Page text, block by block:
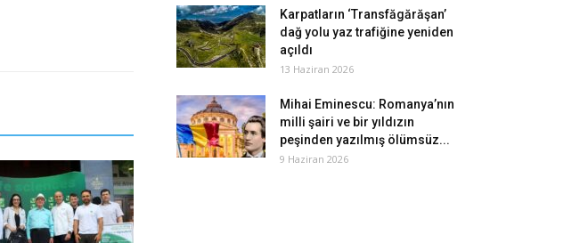
Karpatların ‘Transfăgărăşan’
dağ yolu yaz trafiğine yeniden
açıldı
13 Haziran 2026
Mihai Eminescu: Romanya’nın
milli şairi ve bir yıldızın
peşinden yazılmış ölümsüz...
9 Haziran 2026